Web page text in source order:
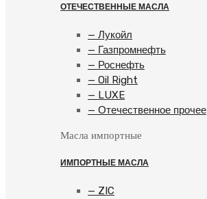
ОТЕЧЕСТВЕННЫЕ МАСЛА
— Лукойл
— Газпромнефть
— Роснефть
— Oil Right
— LUXE
— Отечественное прочее
Масла импортные
ИМПОРТНЫЕ МАСЛА
— ZIC